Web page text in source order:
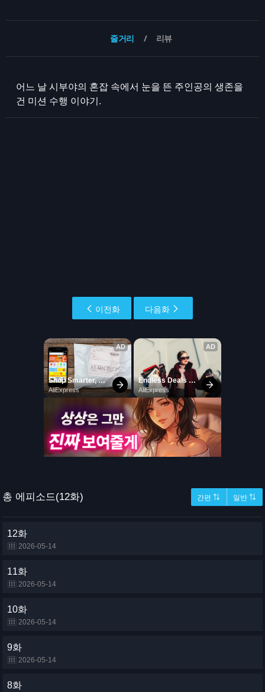
줄거리 리뷰
어느 날 시부야의 혼잡 속에서 눈을 뜬 주인공의 생존을
건 미션 수행 이야기.
이전화 다음화
총 에피소드(12화) 간편 ⇅ 일반 ⇅
12화
2026-05-14
11화
2026-05-14
10화
2026-05-14
9화
2026-05-14
8화